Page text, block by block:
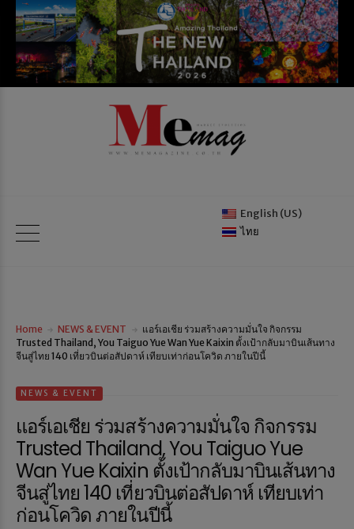
English (US)
ไทย
Home NEWS & EVENT
แอร์เอเชีย ร่วมสร้างความมั่นใจ กิจกรรม
Trusted Thailand, You Taiguo Yue Wan Yue Kaixin ตั้งเป้ากลับมาบินเส้นทาง
จีนสู่ไทย 140 เที่ยวบินต่อสัปดาห์ เทียบเท่าก่อนโควิด ภายในปีนี้
NEWS & EVENT
แอร์เอเชีย ร่วมสร้างความมั่นใจ กิจกรรม
Trusted Thailand, You Taiguo Yue
Wan Yue Kaixin ตั้งเป้ากลับมาบินเส้นทาง
จีนสู่ไทย 140 เที่ยวบินต่อสัปดาห์ เทียบเท่า
ก่อนโควิด ภายในปีนี้